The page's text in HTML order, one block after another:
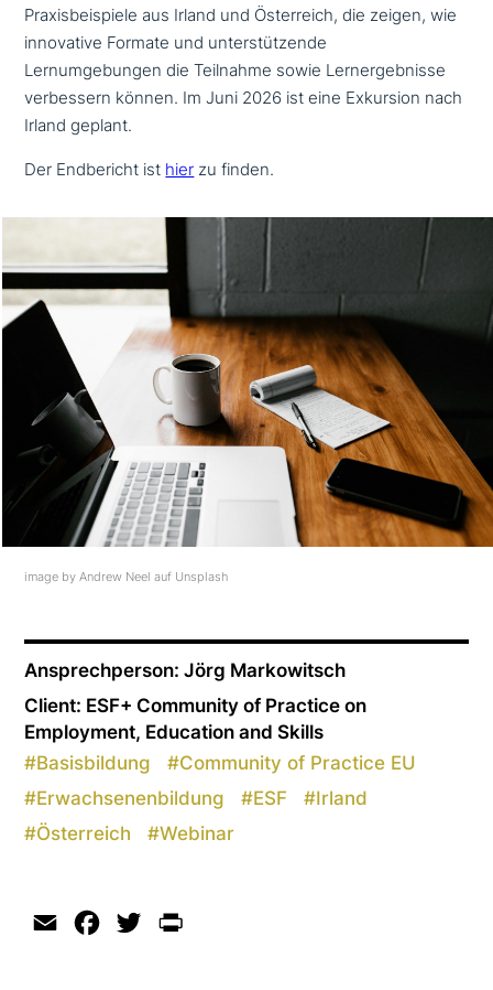
Praxisbeispiele aus Irland und Österreich, die zeigen, wie
inno­va­ti­ve Formate und unter­stüt­zen­de
Lernumgebungen die Teilnahme sowie Lernergebnisse
ver­bes­sern können. Im Juni 2026 ist eine Exkursion nach
Irland geplant.
Der Endbericht ist hier zu finden.
image by Andrew Neel auf Unsplash
Ansprechperson: Jörg Markowitsch
Client: ESF+ Community of Practice on
Employment, Education and Skills
#Basisbildung #Community of Practice EU
#Erwachsenenbildung #ESF #Irland
#Österreich #Webinar
Email Facebook
Twitter